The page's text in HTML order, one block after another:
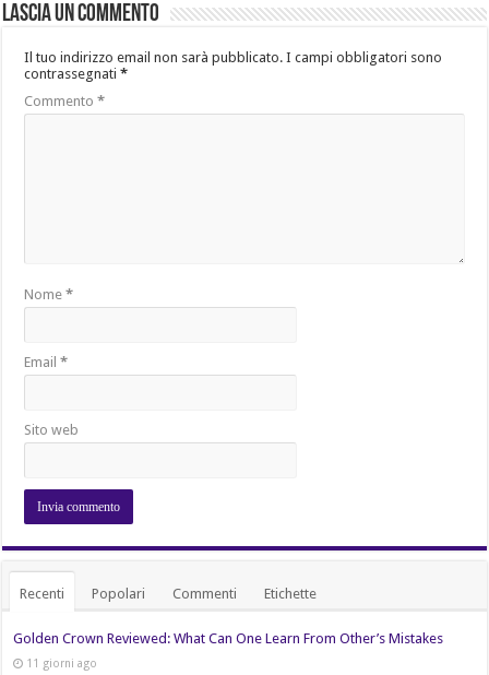
Lascia un commento
Il tuo indirizzo email non sarà pubblicato. I campi obbligatori sono
contrassegnati*
Commento*
Nome*
Email*
Sito web
Recenti Popolari Commenti Etichette
Golden Crown Reviewed: What Can One Learn From Other’s Mistakes
11 giorni ago